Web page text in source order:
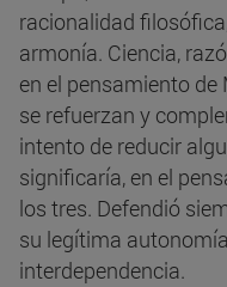
racionalidad
armonía. Ciencia,
en el pensamiento
se refuerzan y
intento de reducir
significaría, en el
los tres. Defendió
su legítima
interdependencia.